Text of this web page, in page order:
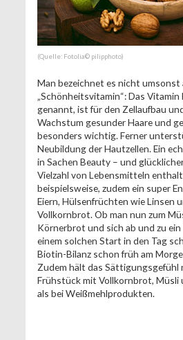
(Quelle: Fotolia© pilipphoto)
Man bezeichnet es nicht umsonst
„Schönheitsvitamin“: Das
genannt, ist für den Zellaufbau
Wachstum gesunder Haare und
besonders wichtig. Ferner
Neubildung der Hautzellen. Ein
in Sachen Beauty – und
Vielzahl von Lebensmitteln
beispielsweise, zudem ein super
Eiern, Hülsenfrüchten wie Linsen
Vollkornbrot. Ob man nun zum
Körnerbrot und sich ab und zu
einem solchen Start in den Tag
Biotin-Bilanz schon früh am
Zudem hält das Sättigungsgefühl
Frühstück mit Vollkornbrot, Müsli
als bei Weißmehlprodukten.